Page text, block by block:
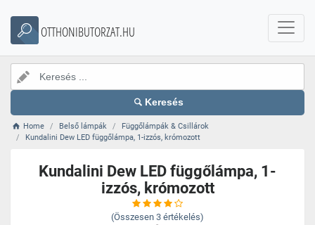
OTTHONIBUTORZAT.HU
Keresés
Home Belső lámpák
Függőlámpák & Csillárok
Kundalini Dew LED függőlámpa, 1-izzós, krómozott
Kundalini Dew LED függőlámpa, 1-
izzós, krómozott
(Összesen 3 értékelés)